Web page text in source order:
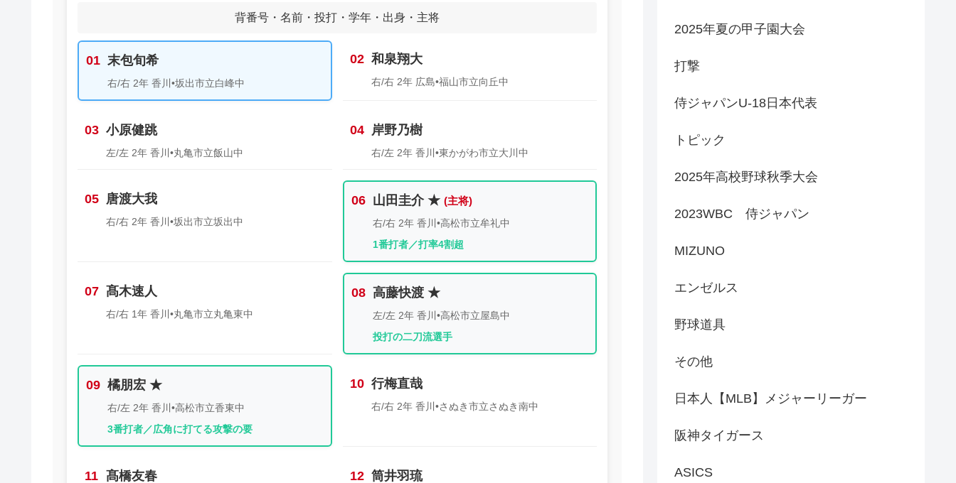
背番号・名前・投打・学年・出身・主将
01 末包旬希
右/右 2年 香川•坂出市立白峰中
02 和泉翔大
右/右 2年 広島•福山市立向丘中
03 小原健跳
左/左 2年 香川•丸亀市立飯山中
04 岸野乃樹
右/左 2年 香川•東かがわ市立大川中
05 唐渡大我
右/右 2年 香川•坂出市立坂出中
06 山田圭介 ★
右/右 2年 香川•高松市立牟礼中
1番打者／打率4割超
07 髙木速人
右/右 1年 香川•丸亀市立丸亀東中
08 高藤快渡 ★
左/左 2年 香川•高松市立屋島中
投打の二刀流選手
09 橘朋宏 ★
右/左 2年 香川•高松市立香東中
3番打者／広角に打てる攻撃の要
10 行梅直哉
右/右 2年 香川•さぬき市立さぬき南中
11 髙橋友春 12 筒井羽琉
2025年夏の甲子園大会
打撃
侍ジャパンU-18日本代表
トピック
2025年高校野球秋季大会
2023WBC 侍ジャパン
MIZUNO
エンゼルス
野球道具
その他
日本人【MLB】メジャーリーガー
阪神タイガース
ASICS